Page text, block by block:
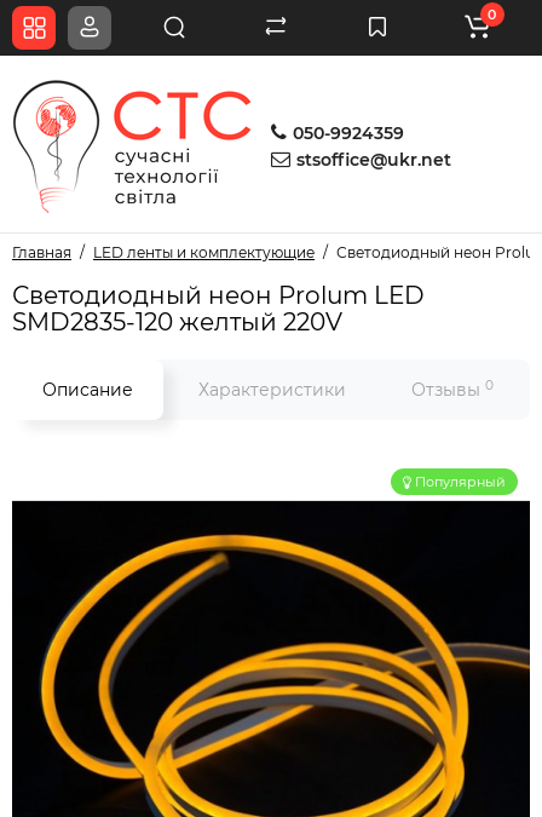
050-9924359
stsoffice@ukr.net
0
Главная LED ленты и комплектующие Светодиодный неон
Светодиодный неон Prolum LED
SMD2835-120 желтый 220V
Описание Характеристики Отзывы 0
Популярный